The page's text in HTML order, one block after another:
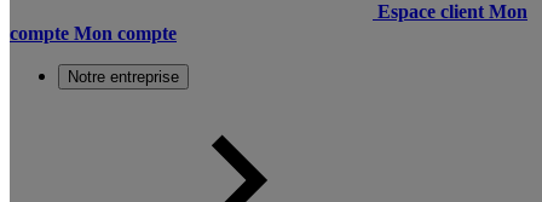
Espace client Mon
compte Mon compte
Notre entreprise